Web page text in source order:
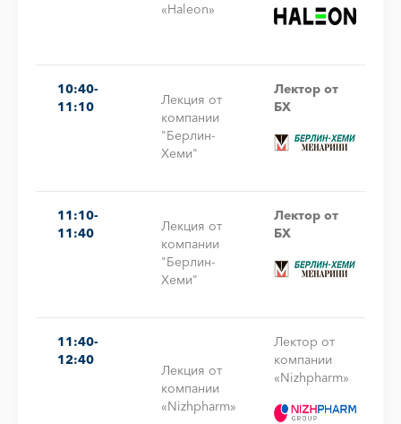
«Haleon»
10:40-
11:10
Лекция от
компании
"Берлин-
Хеми"
Лектор от
БХ
11:10-
11:40
Лекция от
компании
"Берлин-
Хеми"
Лектор от
БХ
11:40-
12:40
Лекция от
компании
«Nizhpharm»
Лектор от
компании
«Nizhpharm»